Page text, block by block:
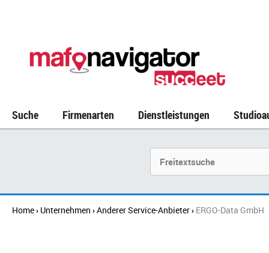
Suche Firmenarten Dienstleistungen
Home› Unternehmen ›Anderer Service-Anbieter› ERGO-Data GmbH